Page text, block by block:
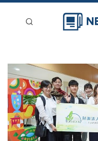
新聞稿分類
登入
刊登